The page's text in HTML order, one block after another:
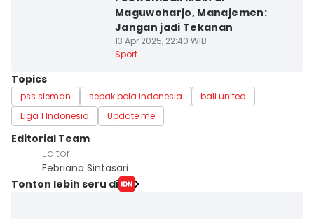
Maguwoharjo, Manajemen:
Jangan jadi Tekanan
13 Apr 2025, 22:40 WIB
Sport
Topics
pss sleman sepak bola indonesia
bali united
Liga 1 Indonesia
Update me
Editorial Team
Editor
Febriana Sintasari
Tonton lebih seru di